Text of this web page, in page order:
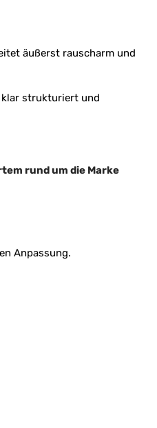
äußerst rauscharm und
klar strukturiert und
rund um die Marke
Anpassung.